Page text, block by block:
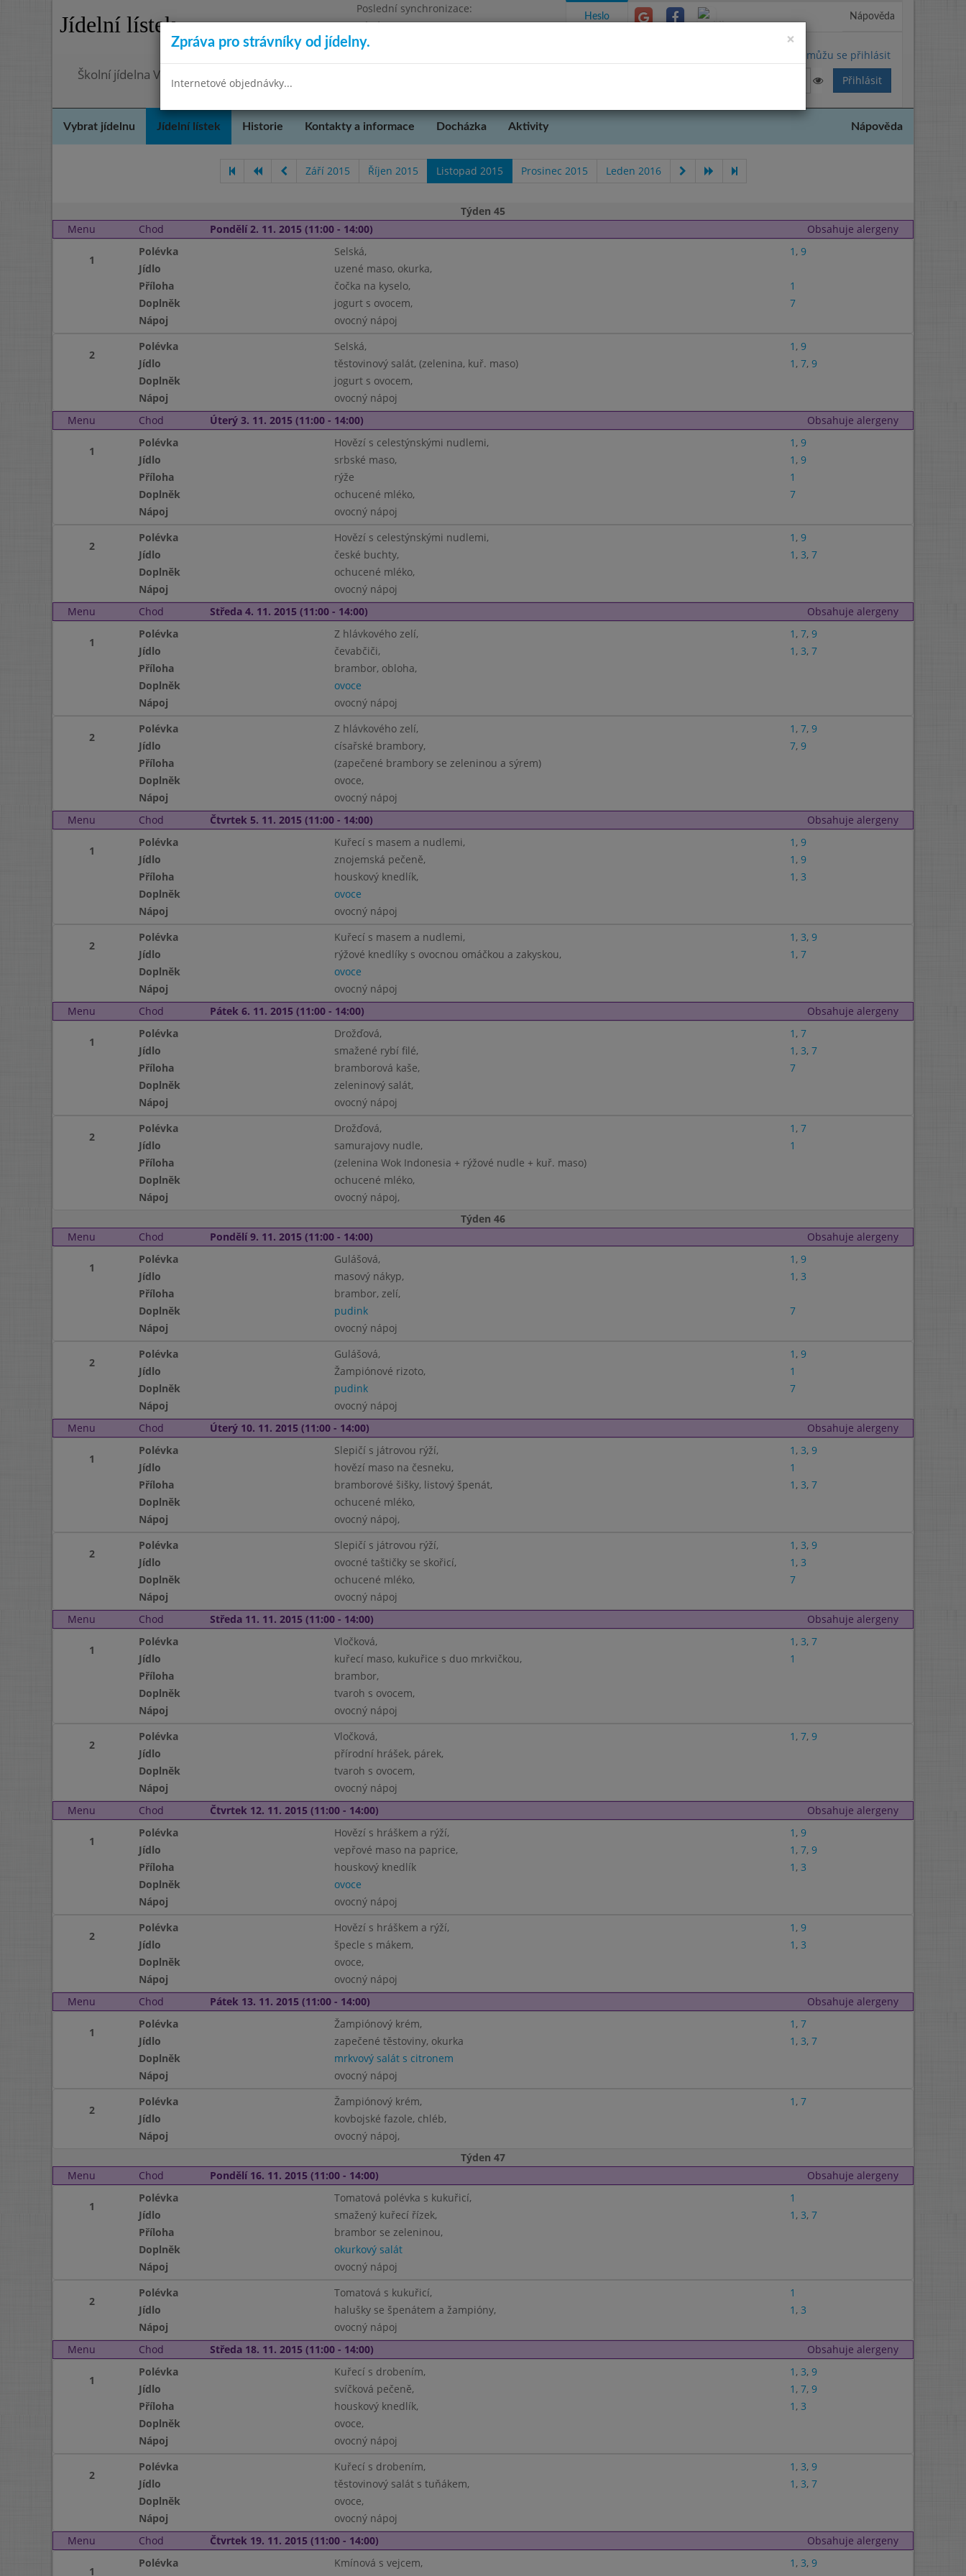
Jídelní lístek
Poslední synchronizace:
Pátek 17.7.2026 10:53
Omezení objednávek
Školní jídelna Velvary, okres Kladno
Heslo Nápověda
Nemůžu se přihlásit
Vybrat jídelnu Jídelní lístek Historie Kontakty a informace Docházka Aktivity Nápověda
Září 2015 Říjen 2015 Listopad 2015 Prosinec 2015 Leden 2016
Týden 45
Menu
Chod Pondělí 2. 11. 2015 (11:00 - 14:00) Obsahuje alergeny
1
Polévka Selská, 1 , 9
Jídlo
uzené maso, okurka,
Příloha
čočka na kyselo,
1
Doplněk
jogurt s ovocem,
7
Nápoj
ovocný nápoj
2
Polévka Selská, 1 , 9
Jídlo
těstovinový salát, (zelenina, kuř. maso) 1 , 7, 9
Doplněk
jogurt s ovocem,
Nápoj
ovocný nápoj
Menu
Chod Úterý 3. 11. 2015 (11:00 - 14:00) Obsahuje alergeny
1
Polévka Hovězí s celestýnskými nudlemi, 1 , 9
Jídlo
srbské maso, 1 , 9
Příloha
rýže
1
Doplněk
ochucené mléko,
7
Nápoj
ovocný nápoj
2
Polévka Hovězí s celestýnskými nudlemi, 1 , 9
Jídlo
české buchty, 1 , 3, 7
Doplněk
ochucené mléko,
Nápoj
ovocný nápoj
Menu
Chod Středa 4. 11. 2015 (11:00 - 14:00) Obsahuje alergeny
1
Polévka Z hlávkového zelí, 1 , 7, 9
Jídlo
čevabčiči, 1 , 3, 7
Příloha
brambor, obloha,
Doplněk
ovoce
Nápoj
ovocný nápoj
2
Polévka Z hlávkového zelí, 1 , 7, 9
Jídlo
císařské brambory, 7, 9
Příloha
(zapečené brambory se zeleninou a sýrem)
Doplněk
ovoce,
Nápoj
ovocný nápoj
Menu
Chod Čtvrtek 5. 11. 2015 (11:00 - 14:00) Obsahuje alergeny
1
Polévka Kuřecí s masem a nudlemi, 1 , 9
Jídlo
znojemská pečeně, 1 , 9
Příloha
houskový knedlík, 1 , 3
Doplněk
ovoce
Nápoj
ovocný nápoj
2
Polévka Kuřecí s masem a nudlemi, 1 , 3, 9
Jídlo
rýžové knedlíky s ovocnou omáčkou a zakyskou, 1 , 7
Doplněk
ovoce
Nápoj
ovocný nápoj
Menu
Chod Pátek 6. 11. 2015 (11:00 - 14:00) Obsahuje alergeny
1
Polévka Drožďová, 1 , 7
Jídlo
smažené rybí filé, 1 , 3, 7
Příloha
bramborová kaše,
7
Doplněk
zeleninový salát,
Nápoj
ovocný nápoj
2
Polévka Drožďová, 1 , 7
Jídlo
samurajovy nudle,
1
Příloha
(zelenina Wok Indonesia + rýžové nudle + kuř. maso)
Doplněk
ochucené mléko,
Nápoj
ovocný nápoj,
Týden 46
Menu
Chod Pondělí 9. 11. 2015 (11:00 - 14:00) Obsahuje alergeny
1
Polévka Gulášová, 1 , 9
Jídlo
masový nákyp, 1 , 3
Příloha
brambor, zelí,
Doplněk
pudink
7
Nápoj
ovocný nápoj
2
Polévka Gulášová, 1 , 9
Jídlo
Žampiónové rizoto,
1
Doplněk
pudink
7
Nápoj
ovocný nápoj
Menu
Chod Úterý 10. 11. 2015 (11:00 - 14:00) Obsahuje alergeny
1
Polévka Slepičí s játrovou rýží, 1 , 3, 9
Jídlo
hovězí maso na česneku,
1
Příloha
bramborové šišky, listový špenát, 1 , 3, 7
Doplněk
ochucené mléko,
Nápoj
ovocný nápoj,
2
Polévka Slepičí s játrovou rýží, 1 , 3, 9
Jídlo
ovocné taštičky se skořicí, 1 , 3
Doplněk
ochucené mléko,
7
Nápoj
ovocný nápoj
Menu
Chod Středa 11. 11. 2015 (11:00 - 14:00) Obsahuje alergeny
1
Polévka Vločková, 1 , 3, 7
Jídlo
kuřecí maso, kukuřice s duo mrkvičkou,
1
Příloha
brambor,
Doplněk
tvaroh s ovocem,
Nápoj
ovocný nápoj
2
Polévka Vločková, 1 , 7, 9
Jídlo
přírodní hrášek, párek,
Doplněk
tvaroh s ovocem,
Nápoj
ovocný nápoj
Menu
Chod Čtvrtek 12. 11. 2015 (11:00 - 14:00) Obsahuje alergeny
1
Polévka Hovězí s hráškem a rýží, 1 , 9
Jídlo
vepřové maso na paprice, 1 , 7, 9
Příloha
houskový knedlík 1 , 3
Doplněk
ovoce
Nápoj
ovocný nápoj
2
Polévka Hovězí s hráškem a rýží, 1 , 9
Jídlo
špecle s mákem, 1 , 3
Doplněk
ovoce,
Nápoj
ovocný nápoj
Menu
Chod Pátek 13. 11. 2015 (11:00 - 14:00) Obsahuje alergeny
1
Polévka Žampiónový krém, 1 , 7
Jídlo
zapečené těstoviny, okurka 1 , 3, 7
Doplněk
mrkvový salát s citronem
Nápoj
ovocný nápoj
2
Polévka Žampiónový krém, 1 , 7
Jídlo
kovbojské fazole, chléb,
Nápoj
ovocný nápoj,
Týden 47
Menu
Chod Pondělí 16. 11. 2015 (11:00 - 14:00) Obsahuje alergeny
1
Polévka Tomatová polévka s kukuřicí,
1
Jídlo
smažený kuřecí řízek, 1 , 3, 7
Příloha
brambor se zeleninou,
Doplněk
okurkový salát
Nápoj
ovocný nápoj
2
Polévka Tomatová s kukuřicí,
1
Jídlo
halušky se špenátem a žampióny, 1 , 3
Nápoj
ovocný nápoj
Menu
Chod Středa 18. 11. 2015 (11:00 - 14:00) Obsahuje alergeny
1
Polévka Kuřecí s drobením, 1 , 3, 9
Jídlo
svíčková pečeně, 1 , 7, 9
Příloha
houskový knedlík, 1 , 3
Doplněk
ovoce,
Nápoj
ovocný nápoj
2
Polévka Kuřecí s drobením, 1 , 3, 9
Jídlo
těstovinový salát s tuňákem, 1 , 3, 7
Doplněk
ovoce,
Nápoj
ovocný nápoj
Menu
Chod Čtvrtek 19. 11. 2015 (11:00 - 14:00) Obsahuje alergeny
1
Polévka Kmínová s vejcem, 1 , 3, 9
×
Zpráva pro strávníky od jídelny.
Internetové objednávky...